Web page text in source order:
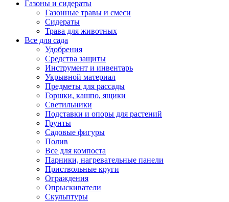
Газоны и сидераты
Газонные травы и смеси
Сидераты
Трава для животных
Все для сада
Удобрения
Средства защиты
Инструмент и инвентарь
Укрывной материал
Предметы для рассады
Горшки, кашпо, ящики
Светильники
Подставки и опоры для растений
Грунты
Садовые фигуры
Полив
Все для компоста
Парники, нагревательные панели
Приствольные круги
Ограждения
Опрыскиватели
Скульптуры